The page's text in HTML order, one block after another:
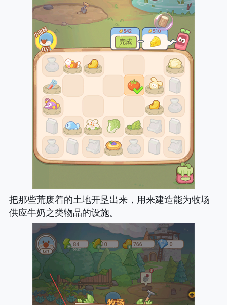
把那些荒废着的土地开垦出来，用来建造能为牧场
供应牛奶之类物品的设施。